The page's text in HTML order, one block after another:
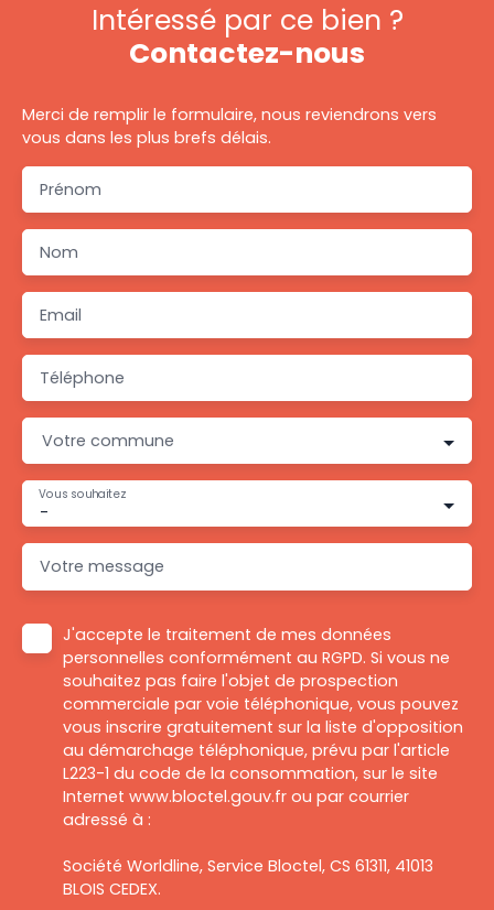
Intéressé par ce bien ?
Contactez-nous
Merci de remplir le formulaire, nous reviendrons vers
vous dans les plus brefs délais.
Prénom
Nom
Email
Téléphone
Votre commune
-
Vous souhaitez
Votre message
J'accepte le traitement de mes données
personnelles conformément au RGPD. Si vous ne
souhaitez pas faire l'objet de prospection
commerciale par voie téléphonique, vous pouvez
vous inscrire gratuitement sur la liste d'opposition
au démarchage téléphonique, prévu par l'article
L223-1 du code de la consommation, sur le site
Internet www.bloctel.gouv.fr ou par courrier
adressé à :
Société Worldline, Service Bloctel, CS 61311, 41013
BLOIS CEDEX.